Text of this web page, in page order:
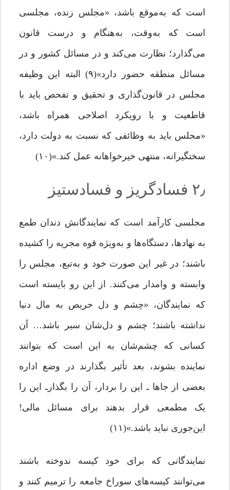
است که به‌موقع باشد، «مجلس زنده، مجلسی
است که به‌وقت، به‌هنگام و درست قانون
می‌گذارد؛ نظارت می‌کند و در مسائل کشور و در
مسائل منطقه حضور دارد»(۹) البته این وظیفه
مجلس در قانون‌گذاری و تحقیق و تفحص باید با
قاطعیت و با رویکرد اصلاحی همراه باشد،
«مجلس باید به وظائفی که نسبت به دولت دارد،
سختگیرانه، منتهی خیرخواهانه عمل کند.»(۱۰)
۲٫ فسادگریز و فسادستیز
مجلسی کارآمد است که نمایندگانش دندان طمع
به نهادها، دستگاه‌ها و به‌ویژه قوه مجریه را کشیده
باشند؛ در غیر این صورت خود و به‌تبع، مجلس را
وابسته و وامدار می‌کنند. از این ‌رو بایسته است
که نمایندگان، «چشم و دل حریص به مال دنیا
نداشته باشند؛ چشم و دل‌شان سیر باشد… آن‌
کسانی که چشم‌شان به این است که بتوانند
نماینده بشوند، بعد تأثیر بگذارند در وضع اداره‌
بعضی از جاها ـ این را بردار، آن را بگذارـ این را
یک مطمعی قرار بدهند برای مسائل مالی!
این‌جوری نباید باشد.»(۱۱)
نمایندگانی که برای خود کیسه ندوخته باشند
می‌توانند کیسه‌های سوراخ جامعه را ترمیم کنند و